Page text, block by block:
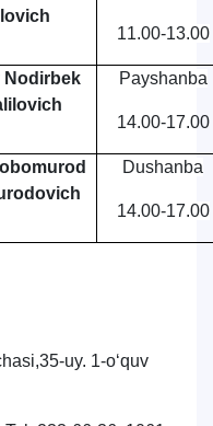
11.00-13.00
Nodirbek
Payshanba
14.00-17.00
Dushanba
14.00-17.00
uy. 1-o‘quv